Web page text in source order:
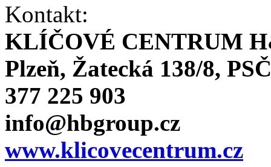
Kontakt:
KLÍČOVÉ CENTRUM
Plzeň, Žatecká 138/8,
377 225 903
info@hbgroup.cz
www.klicovecentrum.cz